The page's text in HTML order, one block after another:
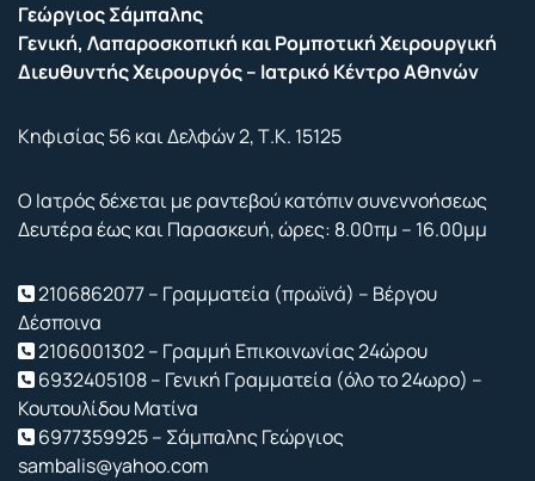
Γεώργιος Σάμπαλης
Γενική, Λαπαροσκοπική και Ρομποτική Χειρουργική
Διευθυντής Χειρουργός – Ιατρικό Κέντρο Αθηνών
Κηφισίας 56 και Δελφών 2, Τ.Κ. 15125
Ο Ιατρός δέχεται με ραντεβού κατόπιν συνεννοήσεως
Δευτέρα έως και Παρασκευή, ώρες: 8.00πμ – 16.00μμ
2106862077 – Γραμματεία (πρωϊνά) – Βέργου
Δέσποινα
2106001302 – Γραμμή Επικοινωνίας 24ώρου
6932405108 – Γενική Γραμματεία (όλο το 24ωρο) –
Κουτουλίδου Ματίνα
6977359925 – Σάμπαλης Γεώργιος
sambalis@yahoo.com